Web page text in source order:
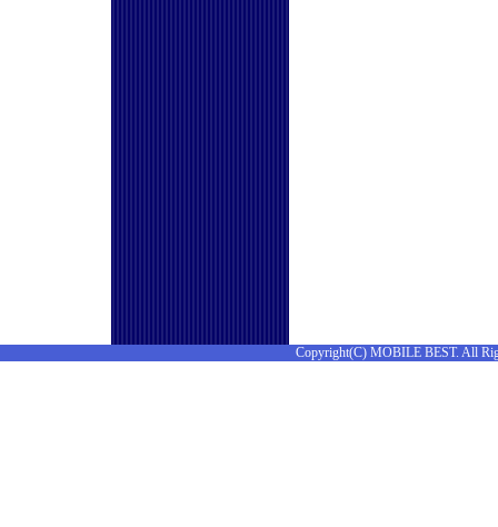
Copyright(C) MOBILE BEST. All